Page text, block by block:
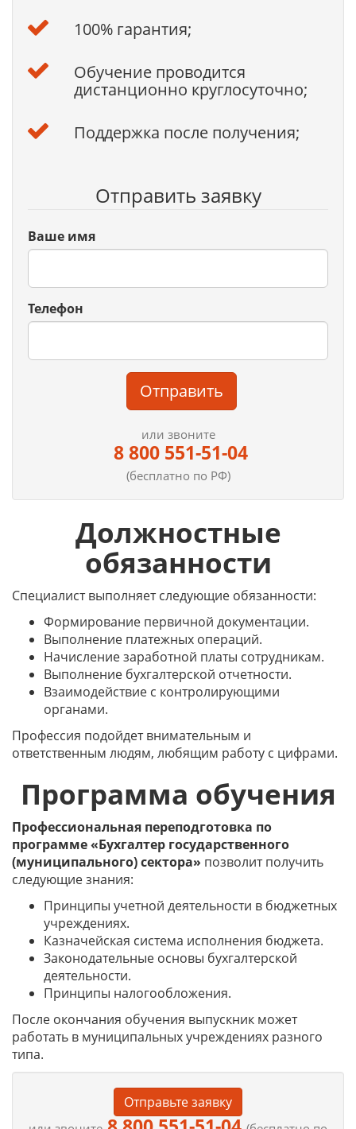
100% гарантия;
Обучение проводится
дистанционно круглосуточно;
Поддержка после получения;
Отправить заявку
Ваше имя
Телефон
Отправить
или звоните
8 800 551-51-04
(бесплатно по РФ)
Должностные
обязанности
Специалист выполняет следующие обязанности:
Формирование первичной документации.
Выполнение платежных операций.
Начисление заработной платы сотрудникам.
Выполнение бухгалтерской отчетности.
Взаимодействие с контролирующими
органами.
Профессия подойдет внимательным и
ответственным людям, любящим работу с цифрами.
Программа обучения
Профессиональная переподготовка по
программе «Бухгалтер государственного
(муниципального) сектора» позволит получить
следующие знания:
Принципы учетной деятельности в бюджетных
учреждениях.
Казначейская система исполнения бюджета.
Законодательные основы бухгалтерской
деятельности.
Принципы налогообложения.
После окончания обучения выпускник может
работать в муниципальных учреждениях разного
типа.
Отправьте заявку